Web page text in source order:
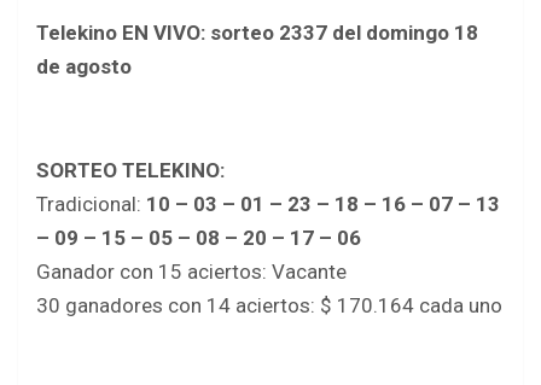
Telekino EN VIVO: sorteo 2337 del domingo 18
de agosto
SORTEO TELEKINO:
Tradicional: 10 – 03 – 01 – 23 – 18 – 16 – 07 – 13
– 09 – 15 – 05 – 08 – 20 – 17 – 06
Ganador con 15 aciertos: Vacante
30 ganadores con 14 aciertos: $ 170.164 cada uno